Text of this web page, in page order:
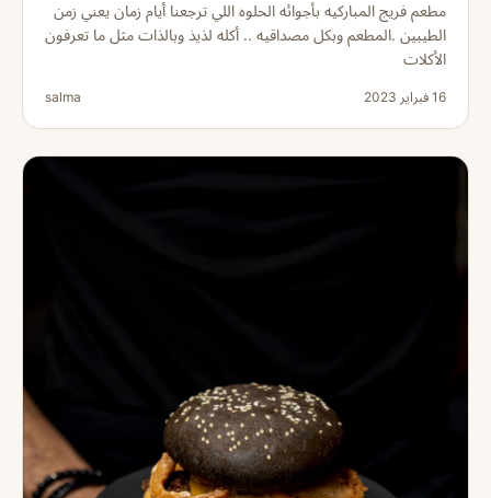
مطعم فريج المباركيه بأجوائه الحلوه اللي ترجعنا أيام زمان يعني زمن
الطيبين .المطعم وبكل مصداقيه .. أكله لذيذ وبالذات مثل ما تعرفون
الأكلات
16 فبراير 2023 salma